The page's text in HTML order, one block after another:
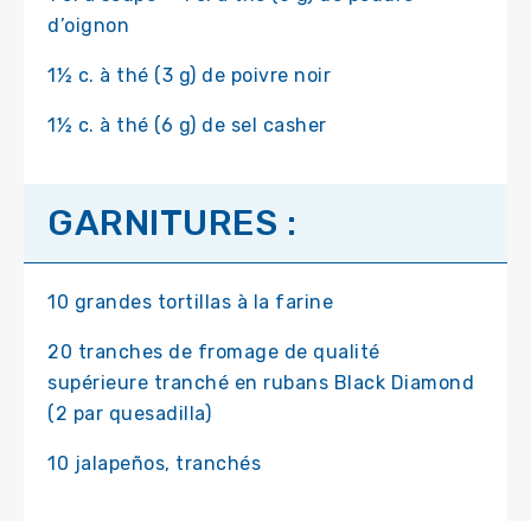
d’oignon
1½ c. à thé (3 g) de poivre noir
1½ c. à thé (6 g) de sel casher
GARNITURES :
10 grandes tortillas à la farine
20 tranches de fromage de qualité
supérieure tranché en rubans Black Diamond
(2 par quesadilla)
10 jalapeños, tranchés